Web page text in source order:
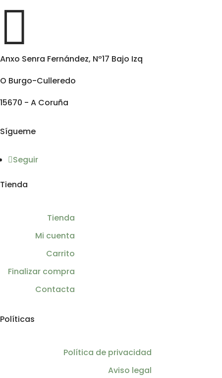

Anxo Senra Fernández, Nº17 Bajo Izq
O Burgo-Culleredo
15670 - A Coruña
Sígueme
Seguir
Tienda
Tienda
Mi cuenta
Carrito
Finalizar compra
Contacta
Políticas
Política de privacidad
Aviso legal